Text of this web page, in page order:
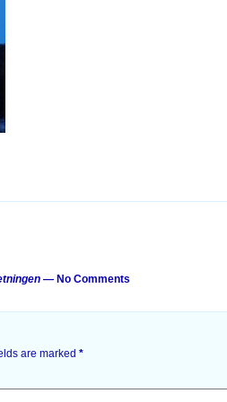
— No Comments
are marked *